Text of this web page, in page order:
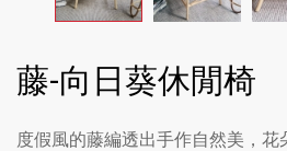
藤-向日葵休閒椅
度假風的藤編透出手作自然美，